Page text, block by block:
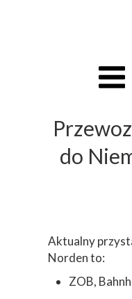
Aktualny
Norden to:
ZOB,
do